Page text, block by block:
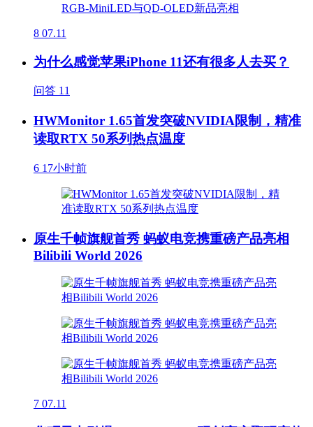
8 07.11
为什么感觉苹果iPhone 11还有很多人去买？
问答 11
HWMonitor 1.65首发突破NVIDIA限制，精准
读取RTX 50系列热点温度
6 17小时前
原生千帧旗舰首秀 蚂蚁电竞携重磅产品亮相
Bilibili World 2026
7 07.11